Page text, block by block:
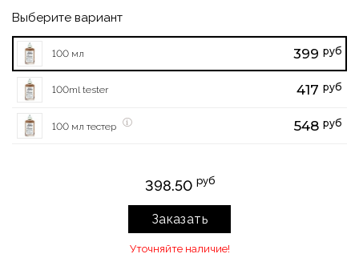
Выберите вариант
100 мл 399 руб
100ml tester 417 руб
100 мл тестер 548 руб
398.50 руб
Заказать
Уточняйте наличие!